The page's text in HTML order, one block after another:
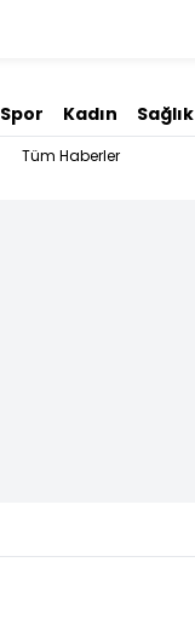
Spor Kadın Sağlık
Tüm Haberler